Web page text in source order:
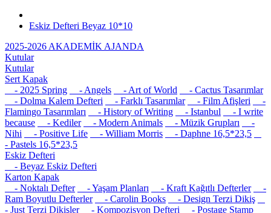
Eskiz Defteri Beyaz 10*10
2025-2026 AKADEMİK AJANDA
Kutular
Kutular
Sert Kapak
- 2025 Spring
- Angels - Art of World
- Cactus Tasarımlar
- Dolma Kalem Defteri
- Farklı Tasarımlar - Film Afişleri
-
Flamingo Tasarımları
- History of Writing - Istanbul
- I write
because
- Kediler - Modern Animals - Müzik Grupları
-
Nihi
- Positive Life - William Morris
- Daphne 16,5*23,5
- Pastels 16,5*23,5
Eskiz Defteri
- Beyaz Eskiz Defteri
Karton Kapak
- Noktalı Defter
- Yaşam Planları - Kraft Kağıtlı Defterler
-
Ram Boyutlu Defterler
- Carolin Books
- Design Terzi Dikiş
- Just Terzi Dikişler
- Kompozisyon Defteri
- Postage Stamp